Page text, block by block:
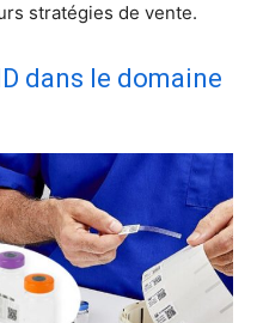
stratégies de vente.
dans le domaine